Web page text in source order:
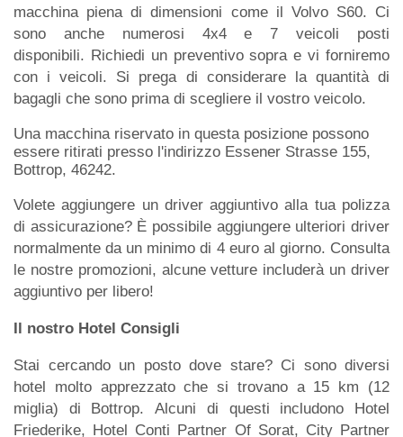
macchina piena di dimensioni come il Volvo S60. Ci
sono anche numerosi 4x4 e 7 veicoli posti
disponibili. Richiedi un preventivo sopra e vi forniremo
con i veicoli. Si prega di considerare la quantità di
bagagli che sono prima di scegliere il vostro veicolo.
Una macchina riservato in questa posizione possono
essere ritirati presso l'indirizzo Essener Strasse 155,
Bottrop, 46242.
Volete aggiungere un driver aggiuntivo alla tua polizza
di assicurazione? È possibile aggiungere ulteriori driver
normalmente da un minimo di 4 euro al giorno. Consulta
le nostre promozioni, alcune vetture includerà un driver
aggiuntivo per libero!
Il nostro Hotel Consigli
Stai cercando un posto dove stare? Ci sono diversi
hotel molto apprezzato che si trovano a 15 km (12
miglia) di Bottrop. Alcuni di questi includono Hotel
Friederike, Hotel Conti Partner Of Sorat, City Partner